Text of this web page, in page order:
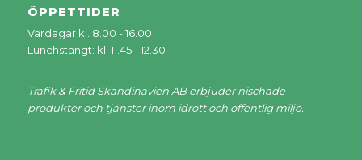
ÖPPETTIDER
Vardagar kl. 8.00 - 16.00
Lunchstängt: kl. 11.45 - 12.30
Trafik & Fritid Skandinavien AB erbjuder nischade
produkter och tjänster inom idrott och offentlig miljö.